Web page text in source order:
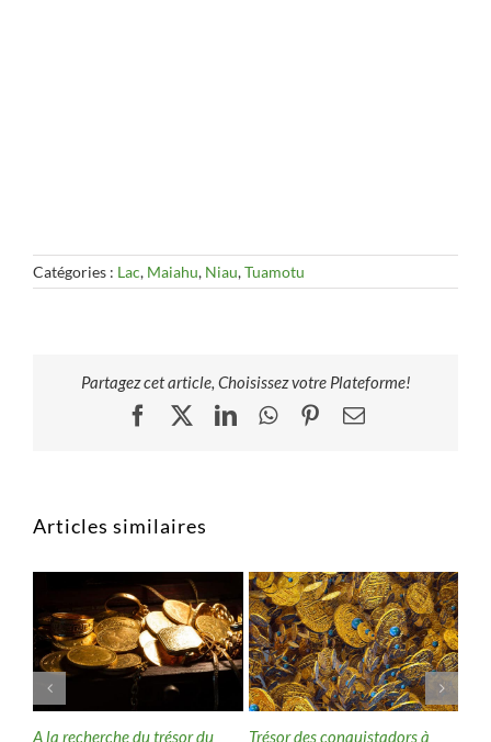
Catégories : Lac, Maiahu, Niau,Tuamotu
Partagez cet article, Choisissez votre Plateforme!
FacebookLinkedInWhatsApp
Pinterest
Email
Articles similaires
A la recherche du trésor du Trésor des conquistadors à